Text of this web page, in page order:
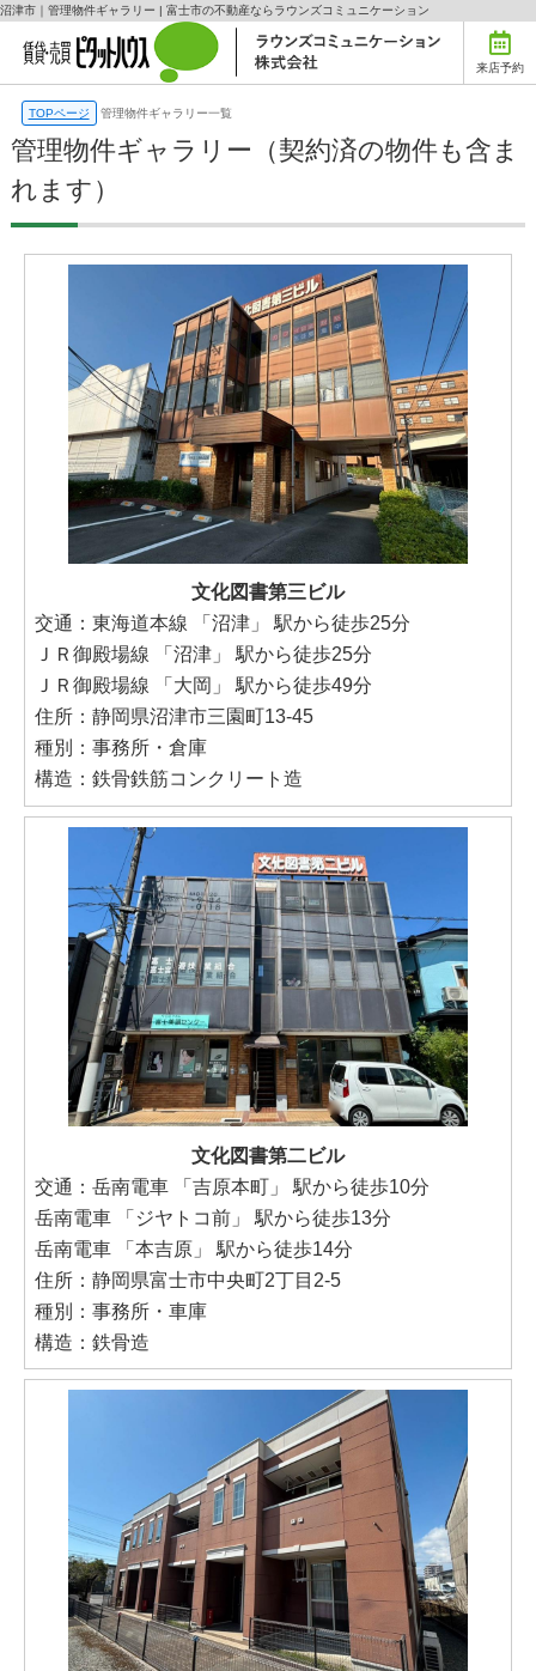
沼津市｜管理物件ギャラリー | 富士市の不動産ならラウンズコミュニケーション
来店予約
TOPページ 管理物件ギャラリー一覧
管理物件ギャラリー（契約済の物件も含ま
れます）
文化図書第三ビル
交通：東海道本線 「沼津」 駅から徒歩25分
ＪＲ御殿場線 「沼津」 駅から徒歩25分
ＪＲ御殿場線 「大岡」 駅から徒歩49分
住所：静岡県沼津市三園町13-45
種別：事務所・倉庫
構造：鉄骨鉄筋コンクリート造
文化図書第二ビル
交通：岳南電車 「吉原本町」 駅から徒歩10分
岳南電車 「ジヤトコ前」 駅から徒歩13分
岳南電車 「本吉原」 駅から徒歩14分
住所：静岡県富士市中央町2丁目2-5
種別：事務所・車庫
構造：鉄骨造